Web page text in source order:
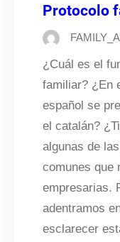
Protocolo
¿Cuál es el
familiar? ¿En
español se
el catalán?
algunas de
comunes que
empresarias.
adentramos
esclarecer